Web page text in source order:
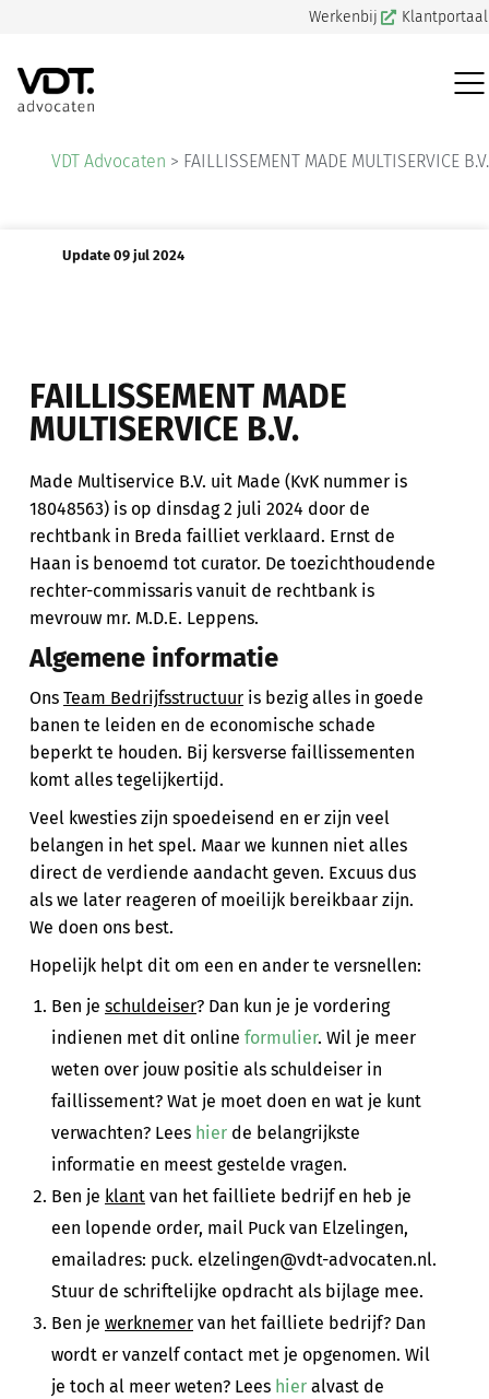
Werkenbij Klantportaal
VDT Advocaten > FAILLISSEMENT MADE MULTISERVICE B.V.
Update 09 jul 2024
FAILLISSEMENT MADE
MULTISERVICE B.V.
Made Multiservice B.V. uit Made (KvK nummer is
18048563) is op dinsdag 2 juli 2024 door de
rechtbank in Breda failliet verklaard. Ernst de
Haan is benoemd tot curator. De toezichthoudende
rechter-commissaris vanuit de rechtbank is
mevrouw mr. M.D.E. Leppens.
Algemene informatie
Ons Team Bedrijfsstructuur is bezig alles in goede
banen te leiden en de economische schade
beperkt te houden. Bij kersverse faillissementen
komt alles tegelijkertijd.
Veel kwesties zijn spoedeisend en er zijn veel
belangen in het spel. Maar we kunnen niet alles
direct de verdiende aandacht geven. Excuus dus
als we later reageren of moeilijk bereikbaar zijn.
We doen ons best.
Hopelijk helpt dit om een en ander te versnellen:
Ben je schuldeiser? Dan kun je je vordering
indienen met dit online formulier. Wil je meer
weten over jouw positie als schuldeiser in
faillissement? Wat je moet doen en wat je kunt
verwachten? Lees hier de belangrijkste
informatie en meest gestelde vragen.
Ben je klant van het failliete bedrijf en heb je
een lopende order, mail Puck van Elzelingen,
emailadres: puck. elzelingen@vdt-advocaten.nl.
Stuur de schriftelijke opdracht als bijlage mee.
Ben je werknemer van het failliete bedrijf? Dan
wordt er vanzelf contact met je opgenomen. Wil
je toch al meer weten? Lees hier alvast de